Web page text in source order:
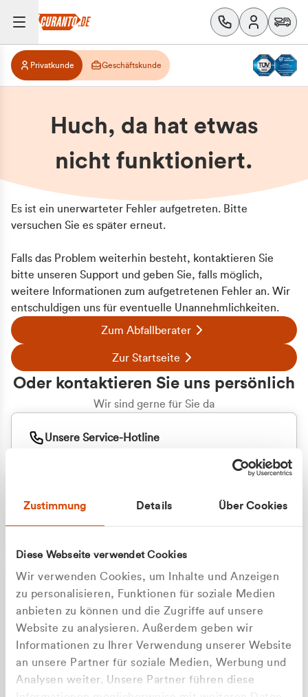
Zustimmung Details Über Cookies
Diese Webseite verwendet Cookies
Wir verwenden Cookies, um Inhalte und Anzeigen
zu personalisieren, Funktionen für soziale Medien
anbieten zu können und die Zugriffe auf unsere
Website zu analysieren. Außerdem geben wir
Informationen zu Ihrer Verwendung unserer Website
an unsere Partner für soziale Medien, Werbung und
Analysen weiter. Unsere Partner führen diese
Privatkunde Geschäftskunde
Huch, da hat etwas
nicht funktioniert.
Es ist ein unerwarteter Fehler aufgetreten. Bitte
versuchen Sie es später erneut.
Falls das Problem weiterhin besteht, kontaktieren Sie
bitte unseren Support und geben Sie, falls möglich,
weitere Informationen zum aufgetretenen Fehler an. Wir
entschuldigen uns für eventuelle Unannehmlichkeiten.
Zum Abfallberater
Zur Startseite
Oder kontaktieren Sie uns persönlich
Wir sind gerne für Sie da
Unsere Service-Hotline
+49 177 8376058
Apilash Balanesan